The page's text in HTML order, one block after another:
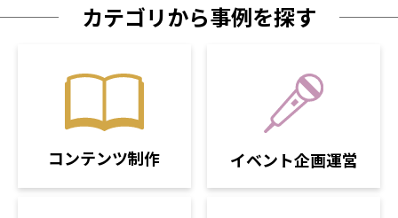
カテゴリから事例を探す
コンテンツ制作 イベント企画運営